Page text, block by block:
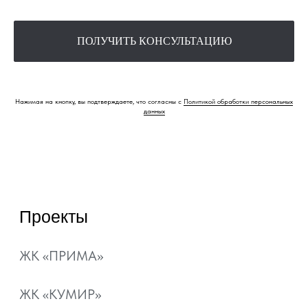
ПОЛУЧИТЬ КОНСУЛЬТАЦИЮ
Нажимая на кнопку, вы подтверждаете, что согласны с Политикой обработки персональных
данных
Военная ипотека
Ипотечный калькулятор